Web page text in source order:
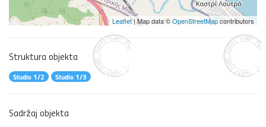
Leaflet| Map data ©OpenStreetMapcontributors
Struktura objekta
Studio 1/2 Studio 1/3
Sadržaj objekta